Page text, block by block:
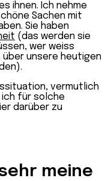
ihnen. Ich nehme
Sachen mit
Sie haben
(das werden sie
wer weiss
über unsere heutigen
vermutlich
für solche
darüber zu
meine